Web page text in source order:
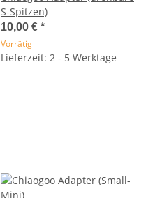
S-Spitzen)
10,00 € *
Vorrätig
Lieferzeit: 2 - 5 Werktage